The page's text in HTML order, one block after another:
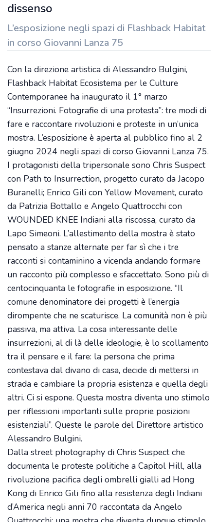
dissenso
L’esposizione negli spazi di Flashback Habitat
in corso Giovanni Lanza 75
Con la direzione artistica di Alessandro Bulgini,
Flashback Habitat Ecosistema per le Culture
Contemporanee ha inaugurato il 1° marzo
“Insurrezioni. Fotografie di una protesta”: tre modi di
fare e raccontare rivoluzioni e proteste in un’unica
mostra. L’esposizione è aperta al pubblico fino al 2
giugno 2024 negli spazi di corso Giovanni Lanza 75.
I protagonisti della tripersonale sono Chris Suspect
con Path to Insurrection, progetto curato da Jacopo
Buranelli; Enrico Gili con Yellow Movement, curato
da Patrizia Bottallo e Angelo Quattrocchi con
WOUNDED KNEE Indiani alla riscossa, curato da
Lapo Simeoni. L’allestimento della mostra è stato
pensato a stanze alternate per far sì che i tre
racconti si contaminino a vicenda andando formare
un racconto più complesso e sfaccettato. Sono più di
centocinquanta le fotografie in esposizione. “Il
comune denominatore dei progetti è l’energia
dirompente che ne scaturisce. La comunità non è più
passiva, ma attiva. La cosa interessante delle
insurrezioni, al di là delle ideologie, è lo scollamento
tra il pensare e il fare: la persona che prima
contestava dal divano di casa, decide di mettersi in
strada e cambiare la propria esistenza e quella degli
altri. Ci si espone. Questa mostra diventa uno stimolo
per riflessioni importanti sulle proprie posizioni
esistenziali”. Queste le parole del Direttore artistico
Alessandro Bulgini.
Dalla street photography di Chris Suspect che
documenta le proteste politiche a Capitol Hill, alla
rivoluzione pacifica degli ombrelli gialli ad Hong
Kong di Enrico Gili fino alla resistenza degli Indiani
d’America negli anni 70 raccontata da Angelo